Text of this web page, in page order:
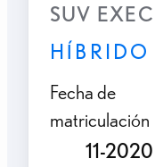
SUV
HÍBRIDO
Fecha de
matriculación
11-2020